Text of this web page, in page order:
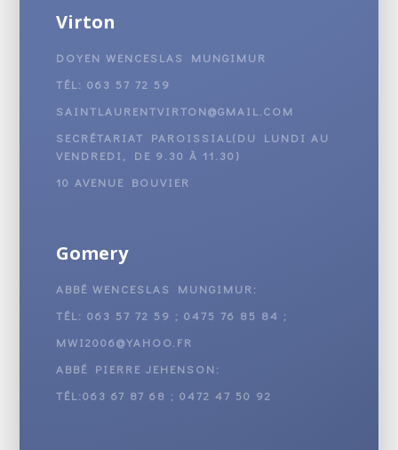
Virton
DOYEN WENCESLAS MUNGIMUR
TÉL: 063 57 72 59
SAINTLAURENTVIRTON@GMAIL.COM
SECRÉTARIAT PAROISSIAL(DU LUNDI AU
VENDREDI, DE 9.30 À 11.30)
10 AVENUE BOUVIER
Gomery
ABBÉ WENCESLAS MUNGIMUR:
TÉL: 063 57 72 59 ; 0475 76 85 84 ;
MWI2006@YAHOO.FR
ABBÉ PIERRE JEHENSON:
TÉL:063 67 87 68 ; 0472 47 50 92